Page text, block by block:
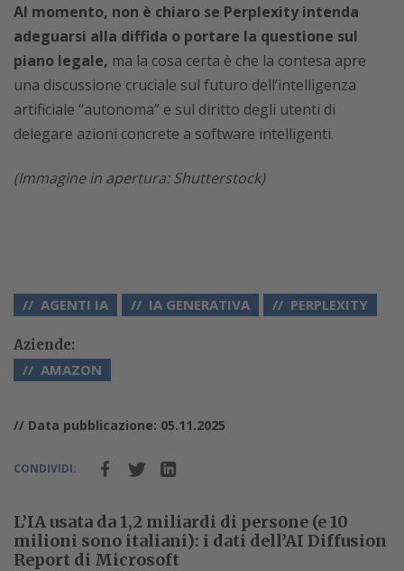
Al momento, non è chiaro se Perplexity intenda
adeguarsi alla diffida o portare la questione sul
piano legale, ma la cosa certa è che la contesa apre
una discussione cruciale sul futuro dell’intelligenza
artificiale “autonoma” e sul diritto degli utenti di
delegare azioni concrete a software intelligenti.
(Immagine in apertura: Shutterstock)
AGENTI IA IA GENERATIVA PERPLEXITY
Aziende:
AMAZON
// Data pubblicazione: 05.11.2025
CONDIVIDI:
L’IA usata da 1,2 miliardi di persone (e 10
milioni sono italiani): i dati dell’AI Diffusion
Report di Microsoft